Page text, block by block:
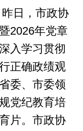
日，市政协
2026年党章
入学习贯彻
正确政绩观
委、市委领
党纪教育培
片。市政协